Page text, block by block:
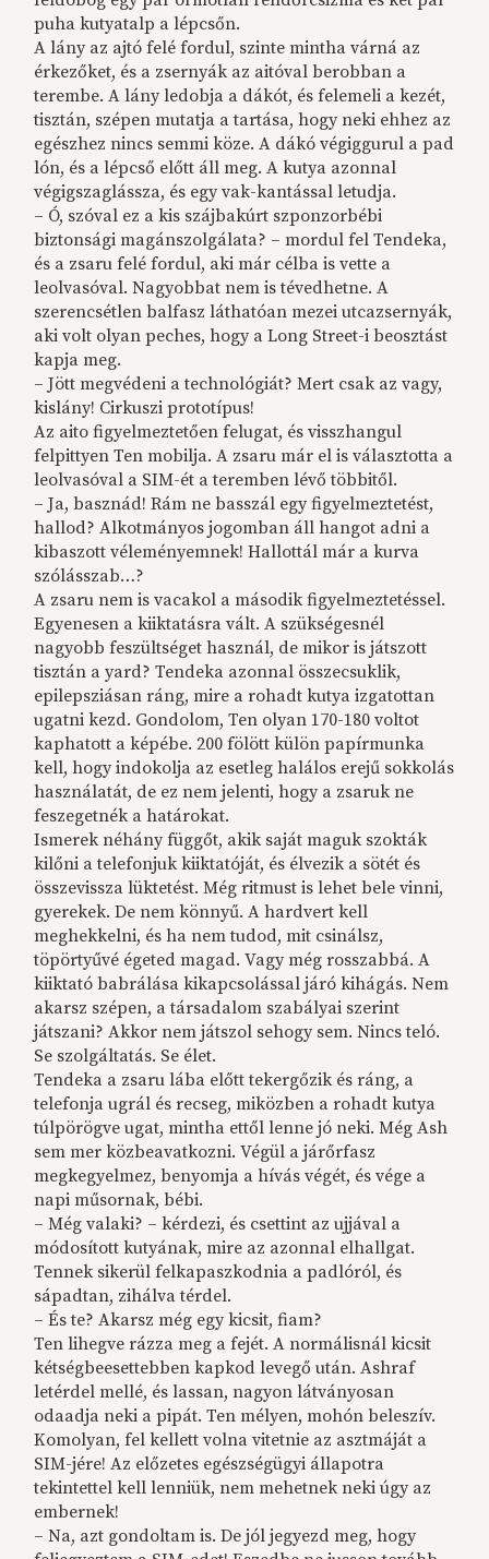
puha kutyatalp a lépcsőn.
A lány az ajtó felé fordul, szinte mintha várná az
érkezőket, és a zsernyák az aitóval berobban a
terembe. A lány ledobja a dákót, és felemeli a kezét,
tisztán, szépen mutatja a tartása, hogy neki ehhez az
egészhez nincs semmi köze. A dákó végiggurul a pad
lón, és a lépcső előtt áll meg. A kutya azonnal
végigszaglássza, és egy vak-kantással letudja.
– Ó, szóval ez a kis szájbakúrt szponzorbébi
biztonsági magánszolgálata? – mordul fel Tendeka,
és a zsaru felé fordul, aki már célba is vette a
leolvasóval. Nagyobbat nem is tévedhetne. A
szerencsétlen balfasz láthatóan mezei utcazsernyák,
aki volt olyan peches, hogy a Long Street-i beosztást
kapja meg.
– Jött megvédeni a technológiát? Mert csak az vagy,
kislány! Cirkuszi prototípus!
Az aito figyelmeztetően felugat, és visszhangul
felpittyen Ten mobilja. A zsaru már el is választotta a
leolvasóval a SIM-ét a teremben lévő többitől.
– Ja, basznád! Rám ne basszál egy figyelmeztetést,
hallod? Alkotmányos jogomban áll hangot adni a
kibaszott véleményemnek! Hallottál már a kurva
szólásszab…?
A zsaru nem is vacakol a második figyelmeztetéssel.
Egyenesen a kiiktatásra vált. A szükségesnél
nagyobb feszültséget használ, de mikor is játszott
tisztán a yard? Tendeka azonnal összecsuklik,
epilepsziásan ráng, mire a rohadt kutya izgatottan
ugatni kezd. Gondolom, Ten olyan 170-180 voltot
kaphatott a képébe. 200 fölött külön papírmunka
kell, hogy indokolja az esetleg halálos erejű sokkolás
használatát, de ez nem jelenti, hogy a zsaruk ne
feszegetnék a határokat.
Ismerek néhány függőt, akik saját maguk szokták
kilőni a telefonjuk kiiktatóját, és élvezik a sötét és
összevissza lüktetést. Még ritmust is lehet bele vinni,
gyerekek. De nem könnyű. A hardvert kell
meghekkelni, és ha nem tudod, mit csinálsz,
töpörtyűvé égeted magad. Vagy még rosszabbá. A
kiiktató babrálása kikapcsolással járó kihágás. Nem
akarsz szépen, a társadalom szabályai szerint
játszani? Akkor nem játszol sehogy sem. Nincs teló.
Se szolgáltatás. Se élet.
Tendeka a zsaru lába előtt tekergőzik és ráng, a
telefonja ugrál és recseg, miközben a rohadt kutya
túlpörögve ugat, mintha ettől lenne jó neki. Még Ash
sem mer közbeavatkozni. Végül a járőrfasz
megkegyelmez, benyomja a hívás végét, és vége a
napi műsornak, bébi.
– Még valaki? – kérdezi, és csettint az ujjával a
módosított kutyának, mire az azonnal elhallgat.
Tennek sikerül felkapaszkodnia a padlóról, és
sápadtan, zihálva térdel.
– És te? Akarsz még egy kicsit, fiam?
Ten lihegve rázza meg a fejét. A normálisnál kicsit
kétségbeesettebben kapkod levegő után. Ashraf
letérdel mellé, és lassan, nagyon látványosan
odaadja neki a pipát. Ten mélyen, mohón beleszív.
Komolyan, fel kellett volna vitetnie az asztmáját a
SIM-jére! Az előzetes egészségügyi állapotra
tekintettel kell lenniük, nem mehetnek neki úgy az
embernek!
– Na, azt gondoltam is. De jól jegyezd meg, hogy